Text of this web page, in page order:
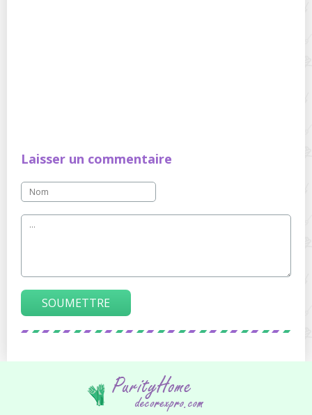
Laisser un commentaire
SOUMETTRE